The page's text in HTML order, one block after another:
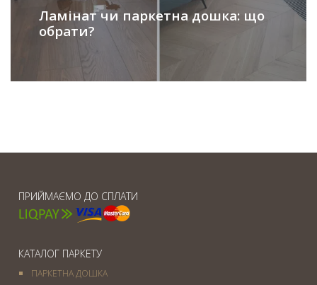
Ламінат чи паркетна дошка: що
обрати?
ПРИЙМАЄМО ДО СПЛАТИ
КАТАЛОГ ПАРКЕТУ
ПАРКЕТНА ДОШКА